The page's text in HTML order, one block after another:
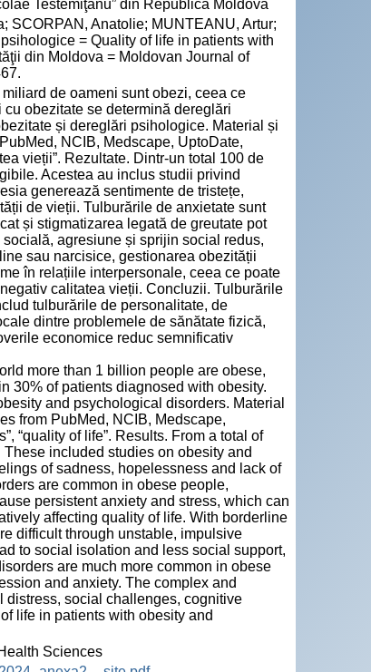
Testemiţanu” din Republica Moldova
SCORPAN, Anatolie; MUNTEANU, Artur;
= Quality of life in patients with
din Moldova = Moldovan Journal of
de oameni sunt obezi, ceea ce
obezitate se determină dereglări
și dereglări psihologice. Material și
NCIB, Medscape, UptoDate,
vieții”. Rezultate. Dintr-un total 100 de
Acestea au inclus studii privind
generează sentimente de tristețe,
de vieții. Tulburările de anxietate sunt
și stigmatizarea legată de greutate pot
agresiune și sprijin social redus,
sau narcisice, gestionarea obezității
în relațiile interpersonale, ceea ce poate
calitatea vieții. Concluzii. Tulburările
tulburările de personalitate, de
dintre problemele de sănătate fizică,
economice reduc semnificativ
more than 1 billion people are obese,
30% of patients diagnosed with obesity.
and psychological disorders. Material
from PubMed, NCIB, Medscape,
“quality of life”. Results. From a total of
included studies on obesity and
of sadness, hopelessness and lack of
are common in obese people,
persistent anxiety and stress, which can
affecting quality of life. With borderline
difficult through unstable, impulsive
to social isolation and less social support,
are much more common in obese
and anxiety. The complex and
distress, social challenges, cognitive
life in patients with obesity and
Sciences